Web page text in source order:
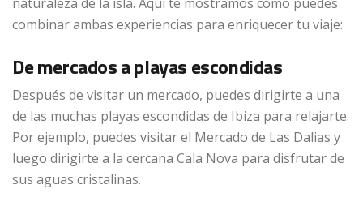
combinar ambas experiencias para enriquecer tu viaje:
De mercados a playas escondidas
Después de visitar un mercado, puedes dirigirte a una
de las muchas playas escondidas de Ibiza para relajarte.
Por ejemplo, puedes visitar el Mercado de Las Dalias y
luego dirigirte a la cercana Cala Nova para disfrutar de
sus aguas cristalinas.